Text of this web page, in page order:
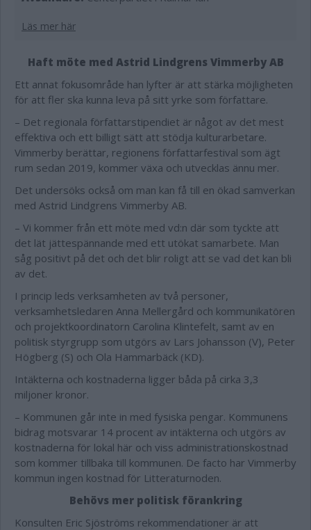
Läs mer här
Haft möte med Astrid Lindgrens Vimmerby AB
Ett annat fokusområde han lyfter är att stärka möjligheten
för att fler ska kunna leva på sitt yrke som författare.
– Det regionala författarstipendiet är något av det mest
effektiva och ett billigt sätt att stödja kulturarbetare.
Vimmerby berättar, regionens författarfestival som ägt
rum sedan 2019, kommer växa och utvecklas ännu mer.
Det undersöks också om man kan få till en ökad samverkan
med Astrid Lindgrens Vimmerby AB.
– Vi kommer från ett möte med vd:n där som tyckte att
det lät jättespännande med ett utökat samarbete. Man
såg positivt på det och det blir roligt att se vad det kan bli
av det.
I princip leds verksamheten av två personer,
verksamhetsledaren Anna Mellergård och kommunikatören
och projektkoordinatorn Carolina Klintefelt, samt av en
politisk styrgrupp som utgörs av Lars Johansson (V), Peter
Högberg (S) och Ola Hammarbäck (KD).
Intäkterna och kostnaderna ligger båda på cirka 3,3
miljoner kronor.
– Kommunen går inte in med fysiska pengar. Kommunens
bidrag motsvarar 14 procent av intäkterna och utgörs av
kostnaderna för lokal här och viss administrationskostnad
som kommer tillbaka till kommunen. De facto har Vimmerby
kommun ingen kostnad för Litteraturnoden.
Behövs mer politisk förankring
Konsulten Eric Sjöströms rekommendationer är att